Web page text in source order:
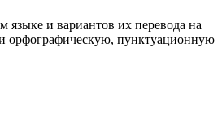
языке и вариантов их перевода на
орфографическую, пунктуационную